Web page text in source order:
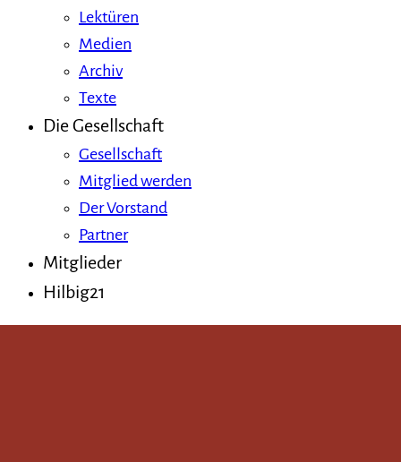
Lektüren
Medien
Archiv
Texte
Die Gesellschaft
Gesellschaft
Mitglied werden
Der Vorstand
Partner
Mitglieder
Hilbig21